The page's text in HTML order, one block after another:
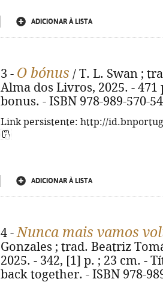
ADICIONAR À LISTA
3 - O bónus / T. L. Swan ;
Alma dos Livros, 2025. -
bonus. - ISBN 978-989-570-
Link persistente: http://
ADICIONAR À LISTA
4 -Nunca mais vamos
Gonzales ; trad. Beatriz
2025. - 342, [1] p. ; 23 cm. -
back together. - ISBN 978-